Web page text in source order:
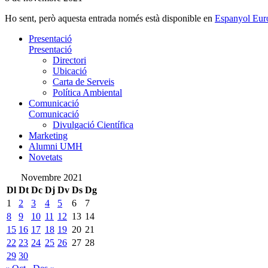
Ho sent, però aquesta entrada només està disponible en Espanyol
Presentació
Presentació
Directori
Ubicació
Carta de Serveis
Política Ambiental
Comunicació
Comunicació
Divulgació Científica
Marketing
Alumni UMH
Novetats
Novembre 2021
Dl Dt Dc Dj Dv Ds Dg
1
2 3 4 5 6
7
8
9 10 11 12 13 14
15 16 17 18 19 20 21
22 23 24 25 26 27 28
29 30